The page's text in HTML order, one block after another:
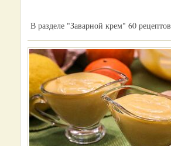
В разделе "Заварной крем" 60 рецептов